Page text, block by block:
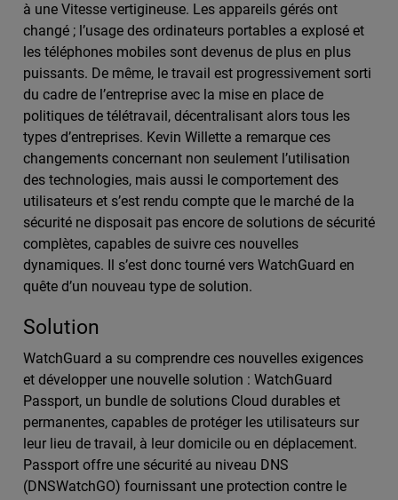
à une Vitesse vertigineuse. Les appareils gérés ont
changé ; l’usage des ordinateurs portables a explosé et
les téléphones mobiles sont devenus de plus en plus
puissants. De même, le travail est progressivement sorti
du cadre de l’entreprise avec la mise en place de
politiques de télétravail, décentralisant alors tous les
types d’entreprises. Kevin Willette a remarque ces
changements concernant non seulement l’utilisation
des technologies, mais aussi le comportement des
utilisateurs et s’est rendu compte que le marché de la
sécurité ne disposait pas encore de solutions de sécurité
complètes, capables de suivre ces nouvelles
dynamiques. Il s’est donc tourné vers WatchGuard en
quête d’un nouveau type de solution.
Solution
WatchGuard a su comprendre ces nouvelles exigences
et développer une nouvelle solution : WatchGuard
Passport, un bundle de solutions Cloud durables et
permanentes, capables de protéger les utilisateurs sur
leur lieu de travail, à leur domicile ou en déplacement.
Passport offre une sécurité au niveau DNS
(DNSWatchGO) fournissant une protection contre le